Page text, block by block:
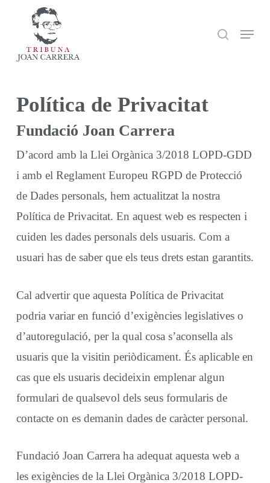
Menu
Política de Privacitat
Fundació Joan Carrera
D’acord amb la Llei Orgànica 3/2018 LOPD-GDD
i amb el Reglament Europeu RGPD de Protecció
de Dades personals, hem actualitzat la nostra
Política de Privacitat. En aquest web es respecten i
cuiden les dades personals dels usuaris. Com a
usuari has de saber que els teus drets estan garantits.
Cal advertir que aquesta Política de Privacitat
podria variar en funció d’exigències legislatives o
d’autoregulació, per la qual cosa s’aconsella als
usuaris que la visitin periòdicament. És aplicable en
cas que els usuaris decideixin emplenar algun
formulari de qualsevol dels seus formularis de
contacte on es demanin dades de caràcter personal.
Fundació Joan Carrera ha adequat aquesta web a
les exigències de la Llei Orgànica 3/2018 LOPD-